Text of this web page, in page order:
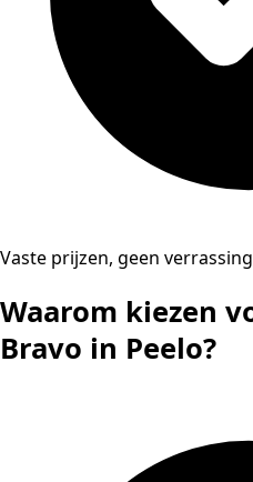
Vaste prijzen, geen
Waarom kiezen
Bravo in Peelo?